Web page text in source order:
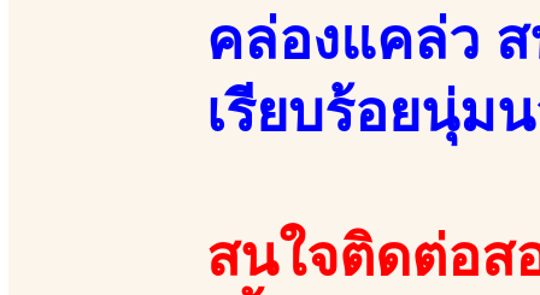
คล่องแคล่ว
เรียบร้อยนุ่ม
สนใจติดต่อส